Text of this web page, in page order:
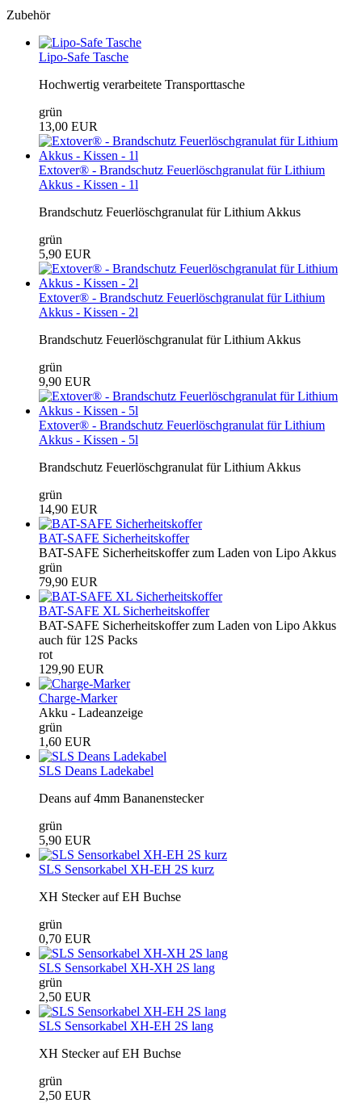
Zubehör
Lipo-Safe Tasche
Hochwertig verarbeitete Transporttasche
grün
13,00 EUR
Extover® - Brandschutz Feuerlöschgranulat für Lithium
Akkus - Kissen - 1l
Brandschutz Feuerlöschgranulat für Lithium Akkus
grün
5,90 EUR
Extover® - Brandschutz Feuerlöschgranulat für Lithium
Akkus - Kissen - 2l
Brandschutz Feuerlöschgranulat für Lithium Akkus
grün
9,90 EUR
Extover® - Brandschutz Feuerlöschgranulat für Lithium
Akkus - Kissen - 5l
Brandschutz Feuerlöschgranulat für Lithium Akkus
grün
14,90 EUR
BAT-SAFE Sicherheitskoffer
BAT-SAFE Sicherheitskoffer zum Laden von Lipo Akkus
grün
79,90 EUR
BAT-SAFE XL Sicherheitskoffer
BAT-SAFE Sicherheitskoffer zum Laden von Lipo Akkus
auch für 12S Packs
rot
129,90 EUR
Charge-Marker
Akku - Ladeanzeige
grün
1,60 EUR
SLS Deans Ladekabel
Deans auf 4mm Bananenstecker
grün
5,90 EUR
SLS Sensorkabel XH-EH 2S kurz
XH Stecker auf EH Buchse
grün
0,70 EUR
SLS Sensorkabel XH-XH 2S lang
grün
2,50 EUR
SLS Sensorkabel XH-EH 2S lang
XH Stecker auf EH Buchse
grün
2,50 EUR